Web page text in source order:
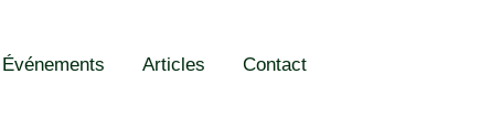
Événements Articles Contact